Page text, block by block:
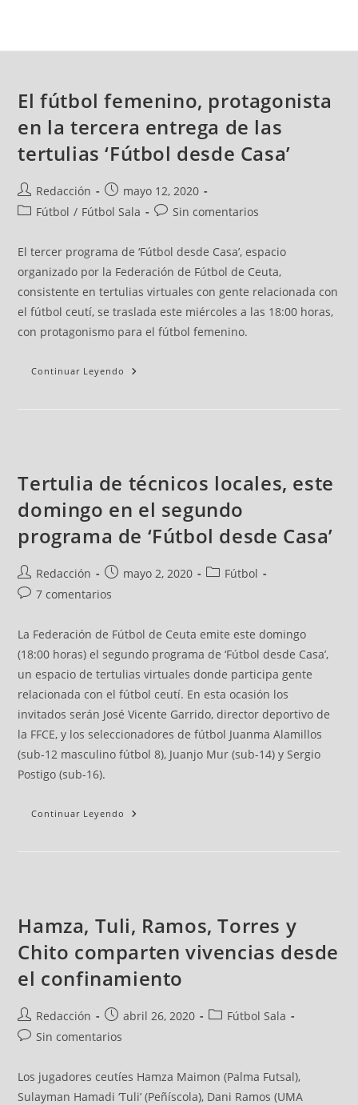
El fútbol femenino, protagonista
en la tercera entrega de las
tertulias ‘Fútbol desde Casa’
Redacción
mayo 12, 2020
Fútbol / Fútbol Sala Sin comentarios
El tercer programa de ‘Fútbol desde Casa’, espacio
organizado por la Federación de Fútbol de Ceuta,
consistente en tertulias virtuales con gente relacionada con
el fútbol ceutí, se traslada este miércoles a las 18:00 horas,
con protagonismo para el fútbol femenino.
Continuar Leyendo
Tertulia de técnicos locales, este
domingo en el segundo
programa de ‘Fútbol desde Casa’
Redacción mayo 2, 2020
Fútbol
7 comentarios
La Federación de Fútbol de Ceuta emite este domingo
(18:00 horas) el segundo programa de ‘Fútbol desde Casa’,
un espacio de tertulias virtuales donde participa gente
relacionada con el fútbol ceutí. En esta ocasión los
invitados serán José Vicente Garrido, director deportivo de
la FFCE, y los seleccionadores de fútbol Juanma Alamillos
(sub-12 masculino fútbol 8), Juanjo Mur (sub-14) y Sergio
Postigo (sub-16).
Continuar Leyendo
Hamza, Tuli, Ramos, Torres y
Chito comparten vivencias desde
el confinamiento
Redacción abril 26, 2020
Fútbol Sala
Sin comentarios
Los jugadores ceutíes Hamza Maimon (Palma Futsal),
Sulayman Hamadi ‘Tuli’ (Peñíscola), Dani Ramos (UMA